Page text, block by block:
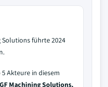
Solutions führte 2024
5 Akteure in diesem
Machining Solutions,